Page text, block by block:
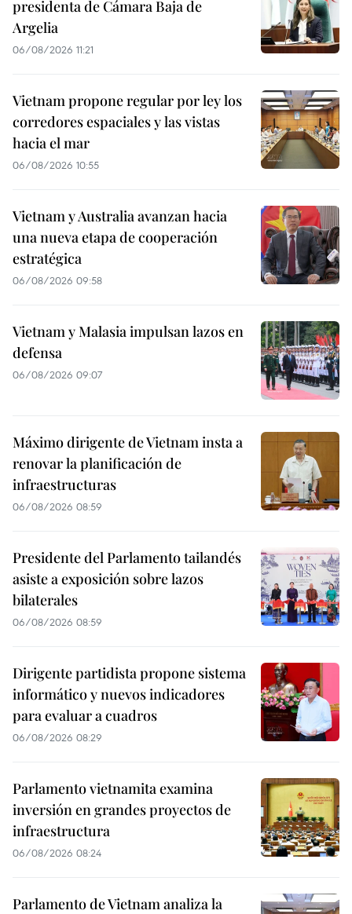
presidenta de Cámara Baja de
Argelia
06/08/2026 11:21
Vietnam propone regular por ley los
corredores espaciales y las vistas
hacia el mar
06/08/2026 10:55
Vietnam y Australia avanzan hacia
una nueva etapa de cooperación
estratégica
06/08/2026 09:58
Vietnam y Malasia impulsan lazos en
defensa
06/08/2026 09:07
Máximo dirigente de Vietnam insta a
renovar la planificación de
infraestructuras
06/08/2026 08:59
Presidente del Parlamento tailandés
asiste a exposición sobre lazos
bilaterales
06/08/2026 08:59
Dirigente partidista propone sistema
informático y nuevos indicadores
para evaluar a cuadros
06/08/2026 08:29
Parlamento vietnamita examina
inversión en grandes proyectos de
infraestructura
06/08/2026 08:24
Parlamento de Vietnam analiza la